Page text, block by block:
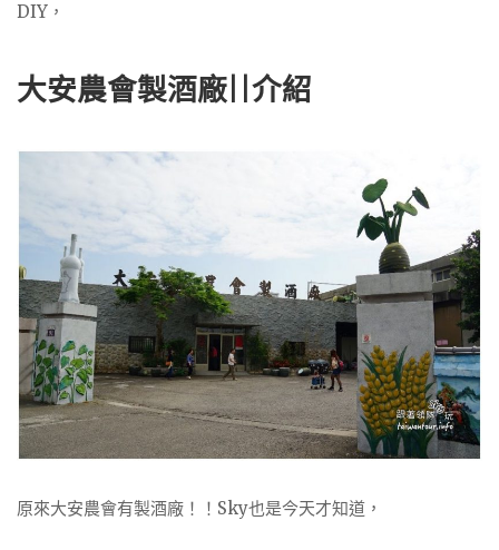
DIY，
大安農會製酒廠||介紹
原來大安農會有製酒廠！！Sky也是今天才知道，